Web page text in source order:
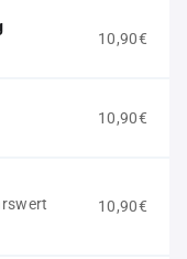
10,90€
10,90€
10,90€